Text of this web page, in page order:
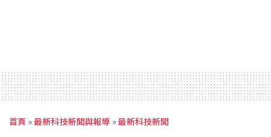
首頁 »最新科技新聞與報導 »最新科技新聞